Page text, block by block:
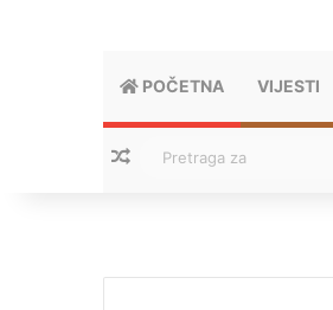
POČETNA VIJESTI
Nasumični tekstovi